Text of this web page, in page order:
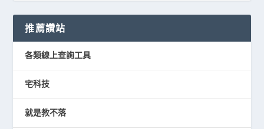
推薦讚站
各類線上查詢工具
宅科技
就是教不落